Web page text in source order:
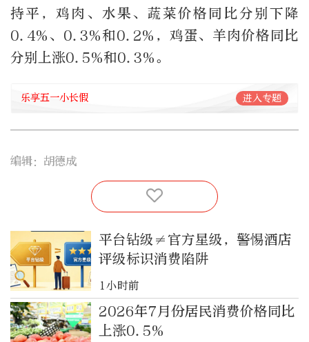
持平，鸡肉、水果、蔬菜价格同比分别下降
0.4%、0.3%和0.2%，鸡蛋、羊肉价格同比
分别上涨0.5%和0.3%。
乐享五一小长假 进入专题
编辑：胡德成
平台钻级≠官方星级，警惕酒店
评级标识消费陷阱
1小时前
2026年7月份居民消费价格同比
上涨0.5%